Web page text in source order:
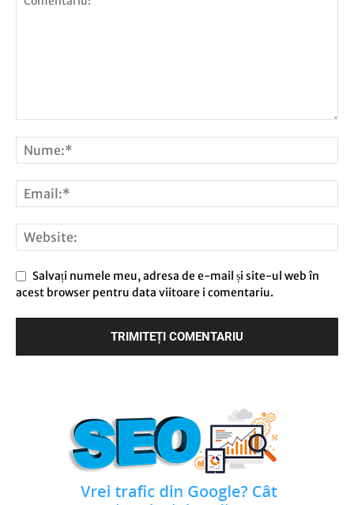
Salvați numele meu, adresa de e-mail și site-ul web în
acest browser pentru data viitoare i comentariu.